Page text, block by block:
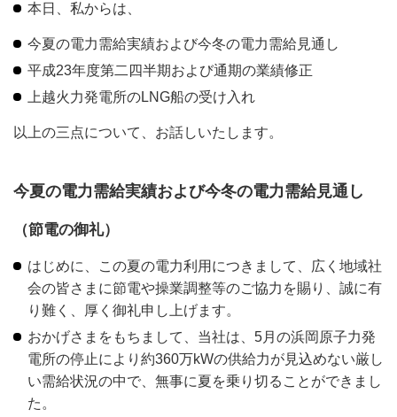
本日、私からは、
今夏の電力需給実績および今冬の電力需給見通し
平成23年度第二四半期および通期の業績修正
上越火力発電所のLNG船の受け入れ
以上の三点について、お話しいたします。
今夏の電力需給実績および今冬の電力需給見通し
（節電の御礼）
はじめに、この夏の電力利用につきまして、広く地域社
会の皆さまに節電や操業調整等のご協力を賜り、誠に有
り難く、厚く御礼申し上げます。
おかげさまをもちまして、当社は、5月の浜岡原子力発
電所の停止により約360万kWの供給力が見込めない厳し
い需給状況の中で、無事に夏を乗り切ることができまし
た。